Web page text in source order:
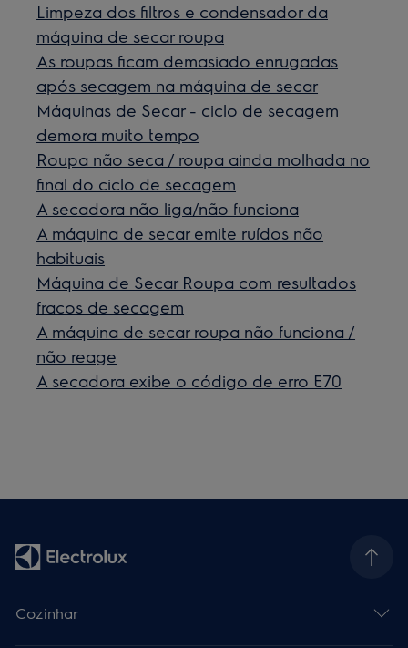
Limpeza dos filtros e condensador da
máquina de secar roupa
As roupas ficam demasiado enrugadas
após secagem na máquina de secar
Máquinas de Secar - ciclo de secagem
demora muito tempo
Roupa não seca / roupa ainda molhada no
final do ciclo de secagem
A secadora não liga/não funciona
A máquina de secar emite ruídos não
habituais
Máquina de Secar Roupa com resultados
fracos de secagem
A máquina de secar roupa não funciona /
não reage
A secadora exibe o código de erro E70
Cozinhar